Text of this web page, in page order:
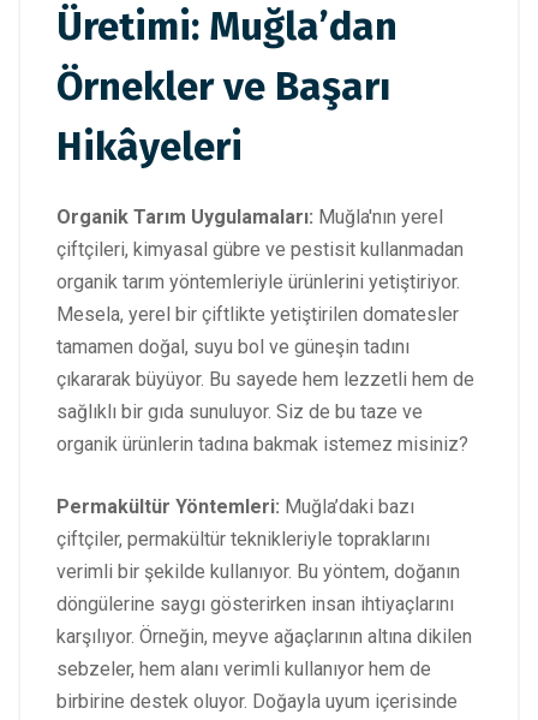
Üretimi: Muğla’dan
Örnekler ve Başarı
Hikâyeleri
Organik Tarım Uygulamaları: Muğla'nın yerel
çiftçileri, kimyasal gübre ve pestisit kullanmadan
organik tarım yöntemleriyle ürünlerini yetiştiriyor.
Mesela, yerel bir çiftlikte yetiştirilen domatesler
tamamen doğal, suyu bol ve güneşin tadını
çıkararak büyüyor. Bu sayede hem lezzetli hem de
sağlıklı bir gıda sunuluyor. Siz de bu taze ve
organik ürünlerin tadına bakmak istemez misiniz?
Permakültür Yöntemleri: Muğla’daki bazı
çiftçiler, permakültür teknikleriyle topraklarını
verimli bir şekilde kullanıyor. Bu yöntem, doğanın
döngülerine saygı gösterirken insan ihtiyaçlarını
karşılıyor. Örneğin, meyve ağaçlarının altına dikilen
sebzeler, hem alanı verimli kullanıyor hem de
birbirine destek oluyor. Doğayla uyum içerisinde